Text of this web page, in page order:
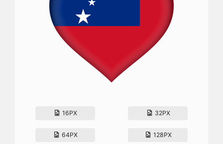
16PX 32PX
64PX 128PX